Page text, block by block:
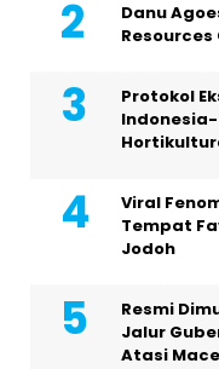
Danu
Resources
Protokol
Viral
Tempat
Jodoh
Resmi
Jalur
Atasi